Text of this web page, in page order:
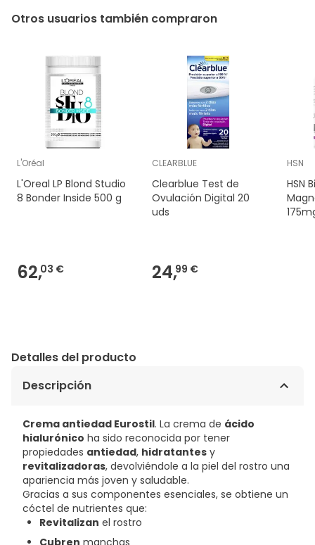
Otros usuarios también compraron
L'Oréal
L'Oreal LP Blond Studio
8 Bonder Inside 500 g
62,03 €
CLEARBLUE
Clearblue Test de
Ovulación Digital 20
uds
24,99 €
HSN
HSN
Detalles del producto
Descripción
Crema antiedad Eurostil. La crema de ácido
hialurónico ha sido reconocida por tener
propiedades antiedad, hidratantes y
revitalizadoras, devolviéndole a la piel del rostro una
apariencia más joven y saludable.
Gracias a sus componentes esenciales, se obtiene un
cóctel de nutrientes que:
Revitalizan el rostro
Cubren manchas